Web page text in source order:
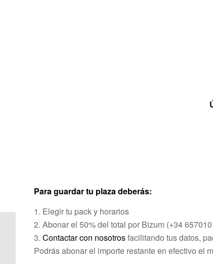
Para guardar tu plaza deberás:
1.⁠ ⁠Elegir tu pack y horarios
2.⁠ ⁠Abonar el 50% del total por Bizum (+34
3.⁠ Contactar con nosotros facilitando tus datos,
Podrás abonar el importe restante en efectivo el
JULIO: cursos
intensivos de Tango
Argentino para todos
los niveles!